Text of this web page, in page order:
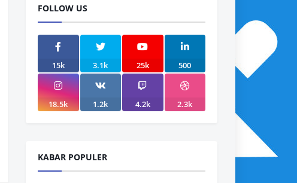
FOLLOW US
15k 3.1k 25k 500
18.5k 1.2k 4.2k 2.3k
KABAR POPULER